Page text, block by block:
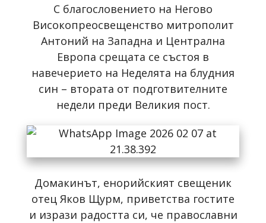
С благословението на Негово
Високопреосвещенство митрополит
Антоний на Западна и Централна
Европа срещата се състоя в
навечерието на Неделята на блудния
син – втората от подготвителните
недели преди Великия пост.
Домакинът, енорийският свещеник
отец Яков Щурм, приветства гостите
и изрази радостта си, че православни